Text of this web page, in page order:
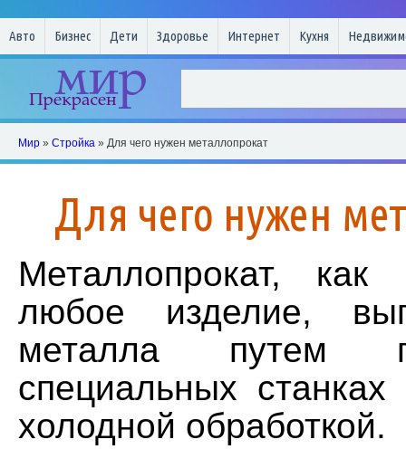
Авто Бизнес Дети Здоровье Интернет Кухня
Мир » Стройка » Для чего нужен металлопрокат
Для чего нужен
Металлопрокат, как
любое изделие,
металла путем
специальных
холодной обработкой.